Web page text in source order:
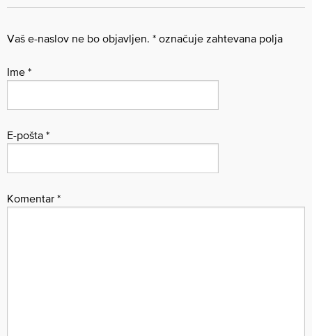
Vaš e-naslov ne bo objavljen. * označuje zahtevana polja
Ime *
E-pošta *
Komentar *